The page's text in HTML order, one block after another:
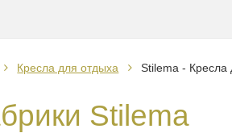
Кресла для отдыха Stilema - Кресла
Stilema